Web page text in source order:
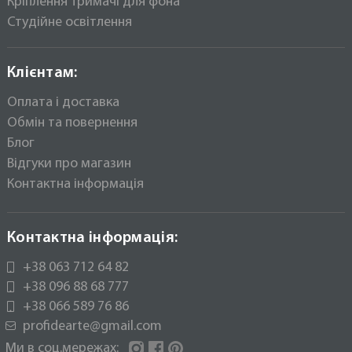
Студійне освітлення
Клієнтам:
Оплата і доставка
Обмін та повернення
Блог
Відгуки про магазин
Контактна інформація
Контактна інформація:
+38 063 712 64 82
+38 096 88 68 777
+38 066 589 76 86
profidearte@gmail.com
Ми в соц.мережах: